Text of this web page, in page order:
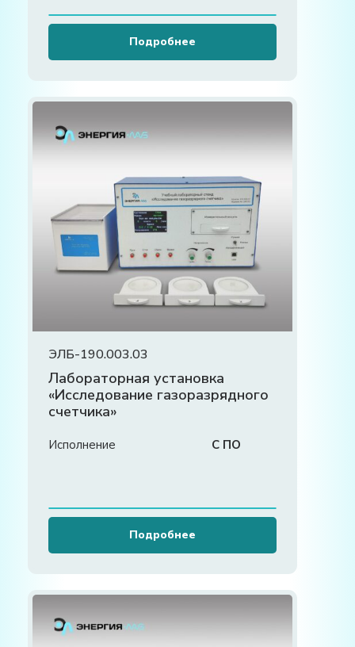
Подробнее
ЭЛБ-190.003.03
Лабораторная установка
«Исследование газоразрядного
счетчика»
Исполнение С ПО
Подробнее